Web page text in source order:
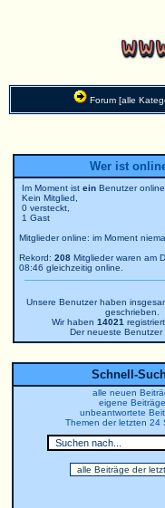
Forum [alle
Wer ist
Im Moment ist ein Benutzer
Kein Mitglied,
0 versteckt,
1 Gast
Mitglieder online: im Moment
Rekord: 208 Mitglieder waren am
08:46 gleichzeitig online.
Unsere Benutzer haben
geschrieben.
Wir haben 14021
Der neueste Benutzer
Schnell-
alle neuen
eigene Beiträge
unbeantwortete
Themen der letzten 24